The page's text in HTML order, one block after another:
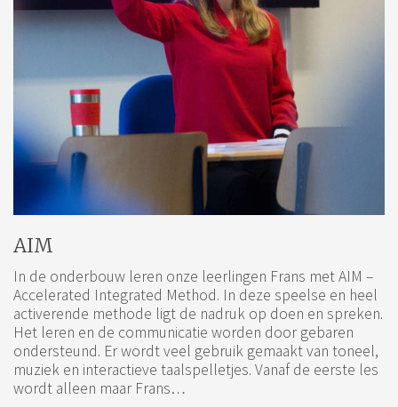
AIM
In de onderbouw leren onze leerlingen Frans met AIM –
Accelerated Integrated Method. In deze speelse en heel
activerende methode ligt de nadruk op doen en spreken.
Het leren en de communicatie worden door gebaren
ondersteund. Er wordt veel gebruik gemaakt van toneel,
muziek en interactieve taalspelletjes. Vanaf de eerste les
wordt alleen maar Frans…